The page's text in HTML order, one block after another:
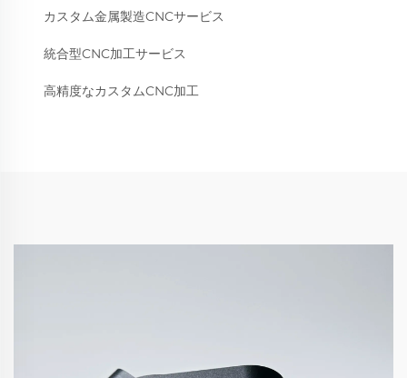
カスタム金属製造CNCサービス
統合型CNC加工サービス
高精度なカスタムCNC加工